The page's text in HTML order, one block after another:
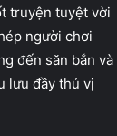
truyện tuyệt vời
người chơi
đến săn bắn và
lưu đầy thú vị